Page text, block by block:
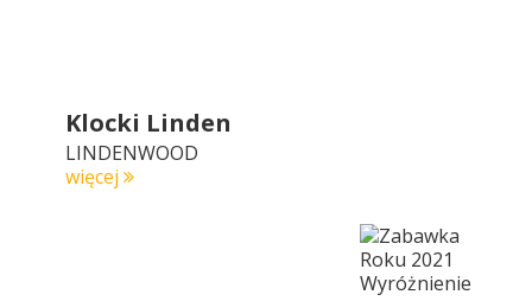
Klocki Linden
LINDENWOOD
więcej